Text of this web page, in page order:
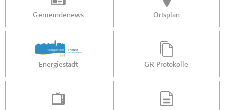
Gemeindenews Ortsplan
Energiestadt GR-Protokolle